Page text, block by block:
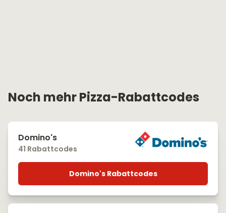
Noch mehr Pizza-Rabattcodes
Domino's
41 Rabattcodes
Domino's Rabattcodes